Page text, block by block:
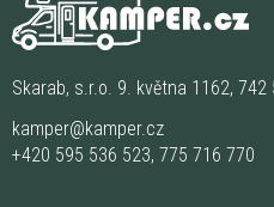
Skarab, s.r.o. 9. května 1162, 742
kamper@kamper.cz
+420 595 536 523, 775 716 770